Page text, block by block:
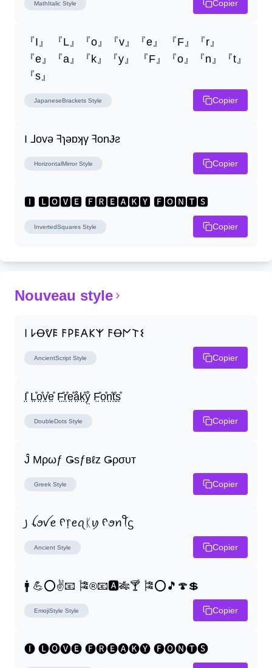
MathItalic Style Copier
『I』 『L』『o』『v』『e』 『F』『r』
『e』『a』『k』『y』 『F』『o』『n』『t』
『s』
JapaneseBrackets Style Copier
I ⅃ovǝ ꟻɿǝɒʞγ ꟻonɈƨ
HorizontalMirror Style Copier
🅸 🅻🅾🆅🅴 🅵🆁🅴🅰🅺🆈 🅵🅾🅽🆃🆂
InvertedSquares Style Copier
Nouveau style
𐌉 𐌋Ꝋᕓ𐌄 𐌅𐌓𐌄𐌀𐌊𐌙 𐌅Ꝋ𐌍𐌕𐌔
AncientScript Style Copier
I̤̊ L̤̊o̤̊v̤̊e̤̊ F̤̊r̤̊e̤̊å̤k̤̊ẙ̤ F̤̊o̤̊n̤̊t̤̊s̤̊
DoubleDots Style Copier
Ĵ Μρωƒ Ǥѕƒвℓz Ǥρσυт
Greek Style Copier
꠸ ꪶꪮꪜꫀ ᠻ᥅ꫀꪖᛕꪗ ᠻꪮꪀꪻᦓ
Ancient Style Copier
🚹 💪⭕✌📧 🎏®📧🅰🎋🍸 🎏⭕🎵🍄💲
EmojiStyle Style Copier
🅘 🅛🅞🅥🅔 🅕🅡🅔🅐🅚🅨 🅕🅞🅝🅣🅢